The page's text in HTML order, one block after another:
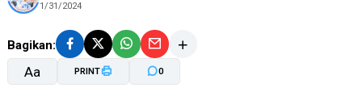
1/31/2024
Bagikan:
Aa PRINT 0